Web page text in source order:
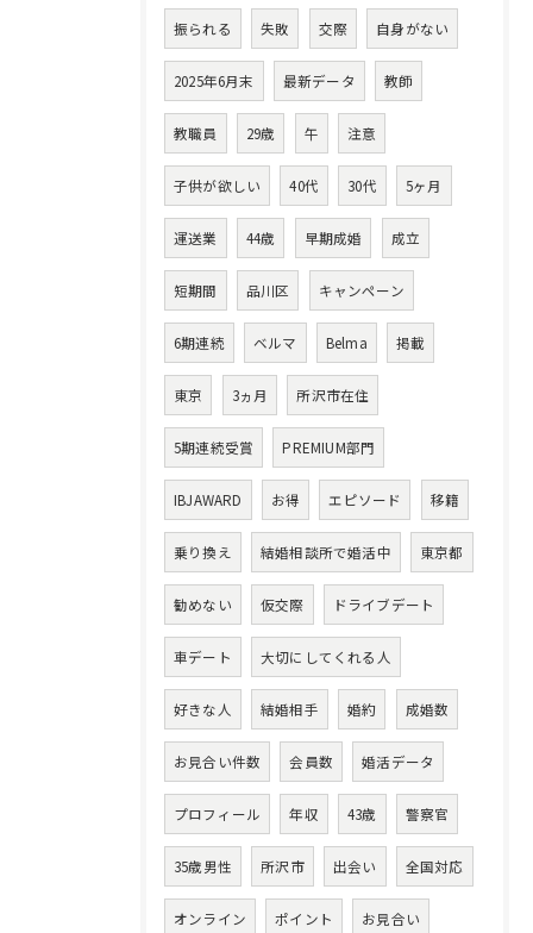
振られる 失敗 交際 自身がない
2025年6月末 最新データ 教師
教職員 29歳 午 注意
子供が欲しい 40代 30代 5ヶ月
運送業 44歳 早期成婚 成立
短期間 品川区 キャンペーン
6期連続 ベルマ Belma 掲載
東京 3ヵ月 所沢市在住
5期連続受賞 PREMIUM部門
IBJAWARD お得 エピソード 移籍
乗り換え 結婚相談所で婚活中 東京都
勧めない 仮交際 ドライブデート
車デート 大切にしてくれる人
好きな人 結婚相手 婚約 成婚数
お見合い件数 会員数 婚活データ
プロフィール 年収 43歳 警察官
35歳男性 所沢市 出会い 全国対応
オンライン ポイント お見合い